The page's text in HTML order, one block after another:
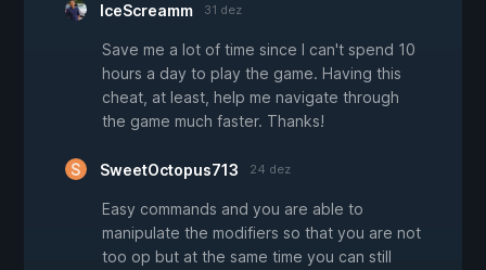
IceScreamm 31 dez
Save me a lot of time since I can't spend 10
hours a day to play the game. Having this
cheat, at least, help me navigate through
the game much faster. Thanks!
SweetOctopus713 24 dez
Easy commands and you are able to
manipulate the modifiers so that you are not
too op but at the same time you can still